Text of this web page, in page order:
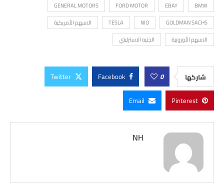
BMW
EBAY
FORD MOTOR
GENERAL MOTORS
GOLDMAN SACHS
NIO
TESLA
الاسهم الأمريكية
الاسهم الأوروبية
الجنيه الاسترليني
شاركها 0
Facebook
Twitter
Pinterest
Email
NH